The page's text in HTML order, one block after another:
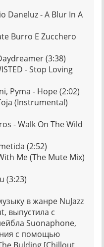
Daneluz - A Blur In A
Burro E Zucchero
(3:38)
- Stop Loving
Pyma - Hope (2:02)
(Instrumental)
- Walk On The Wild
(2:52)
Me (The Mute Mix)
(3:23)
в жанре NuJazz
выпустила с
Suonaphone,
с помощью